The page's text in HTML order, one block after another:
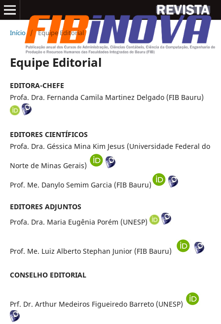
Início / Equipe Editorial
Equipe Editorial
EDITORA-CHEFE
Profa. Dra. Fernanda Camila Martinez Delgado (FIB Bauru)
EDITORES CIENTÍFICOS
Profa. Dra. Géssica Mina Kim Jesus (Universidade Federal do
Norte de Minas Gerais)
Prof. Me. Danylo Semim Garcia (FIB Bauru)
EDITORES ADJUNTOS
Profa. Dra. Maria Eugênia Porém (UNESP)
Prof. Me. Luiz Alberto Stephan Junior (FIB Bauru)
CONSELHO EDITORIAL
Prf. Dr. Arthur Medeiros Figueiredo Barreto (UNESP)